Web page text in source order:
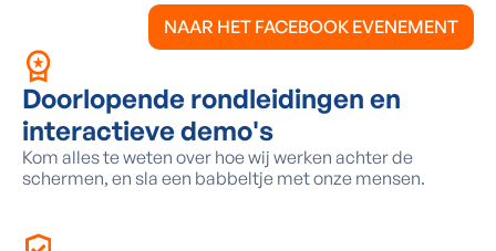
NAAR HET FACEBOOK EVENEMENT
Doorlopende rondleidingen en
interactieve demo's
Kom alles te weten over hoe wij werken achter de
schermen, en sla een babbeltje met onze mensen.